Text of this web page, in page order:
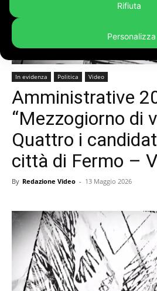
In evidenza Politica Video
Amministrative
“Mezzogiorno di
Quattro i
città di Fermo –
By Redazione Video - 13 Maggio 2026
Rifiuta
Personalizza